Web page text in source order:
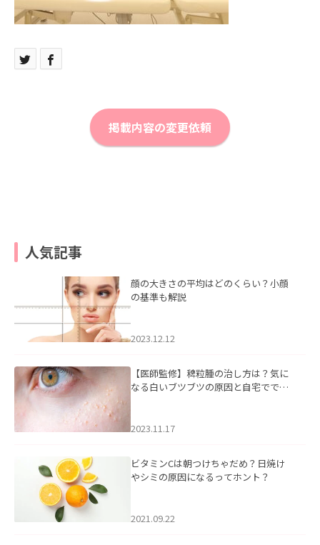
掲載内容の変更依頼
人気記事
顔の大きさの平均はどのくらい？小顔
の基準も解説
2023.12.12
【医師監修】稗粒腫の治し方は？気に
なる白いブツブツの原因と自宅ででき
2023.11.17
ビタミンCは朝つけちゃだめ？日焼け
やシミの原因になるってホント？
2021.09.22